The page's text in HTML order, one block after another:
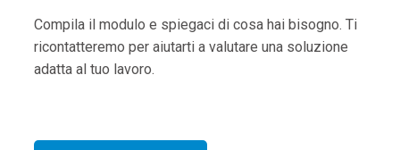
Compila il modulo e spiegaci di cosa hai bisogno. Ti
ricontatteremo per aiutarti a valutare una soluzione
adatta al tuo lavoro.